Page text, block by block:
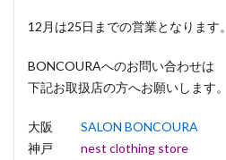
12月は25日までの営業となります。
BONCOURAへのお問い合わせは
下記お取扱店の方へお願いします。
大阪 SALON BONCOURA
神戸 nest clothing store